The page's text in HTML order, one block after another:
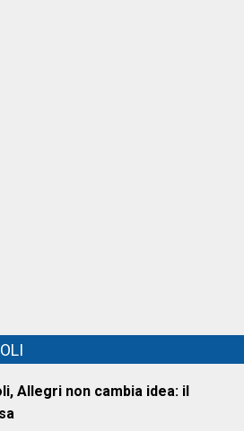
Allegri non cambia idea: il